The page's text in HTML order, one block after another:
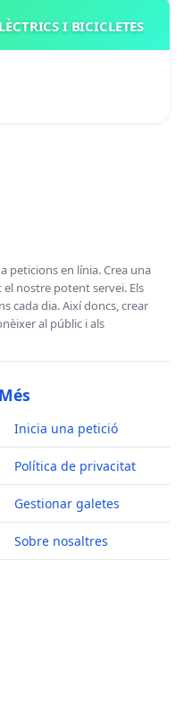
I BICICLETES
peticions en línia. Crea una
nostre potent servei. Els
cada dia. Així doncs, crear
al públic i als
Més
Inicia una petició
Política de privacitat
Gestionar galetes
Sobre nosaltres